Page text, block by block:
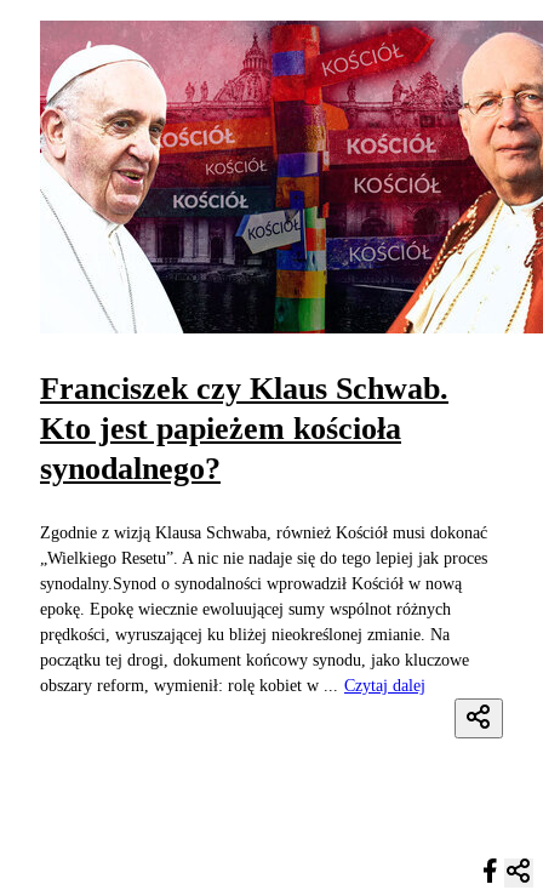
Franciszek czy Klaus Schwab.
Kto jest papieżem kościoła
synodalnego?
Zgodnie z wizją Klausa Schwaba, również Kościół musi dokonać
„Wielkiego Resetu”. A nic nie nadaje się do tego lepiej jak proces
synodalny.Synod o synodalności wprowadził Kościół w nową
epokę. Epokę wiecznie ewoluującej sumy wspólnot różnych
prędkości, wyruszającej ku bliżej nieokreślonej zmianie. Na
początku tej drogi, dokument końcowy synodu, jako kluczowe
obszary reform, wymienił: rolę kobiet w ...
Czytaj dalej